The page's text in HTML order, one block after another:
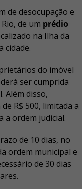
de desocupação e
de um prédio
na Ilha da
cidade.
do imóvel
ser cumprida
Além disso,
R$ 500, limitada a
a ordem judicial.
de 10 dias, no
ordem municipal e
de 30 dias